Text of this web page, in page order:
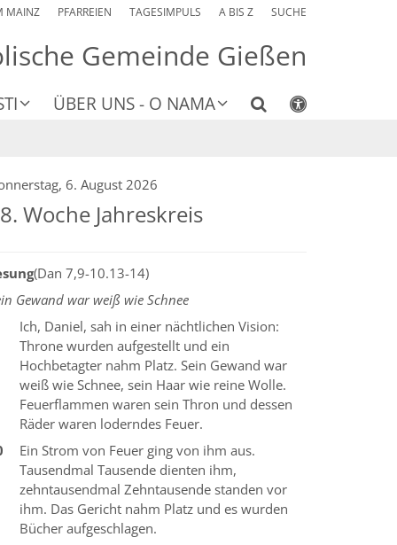
MAINZ PFARREIEN TAGESIMPULS A BIS Z SUCHE
Gemeinde Gießen
ÜBER UNS - O NAMA
6. August 2026
Woche Jahreskreis
(Dan 7,9-10.13-14)
Gewand war weiß wie Schnee
Ich, Daniel, sah in einer nächtlichen Vision:
Throne wurden aufgestellt und ein
Hochbetagter nahm Platz. Sein Gewand war
weiß wie Schnee, sein Haar wie reine Wolle.
Feuerflammen waren sein Thron und dessen
Räder waren loderndes Feuer.
Ein Strom von Feuer ging von ihm aus.
Tausendmal Tausende dienten ihm,
zehntausendmal Zehntausende standen vor
ihm. Das Gericht nahm Platz und es wurden
Bücher aufgeschlagen.